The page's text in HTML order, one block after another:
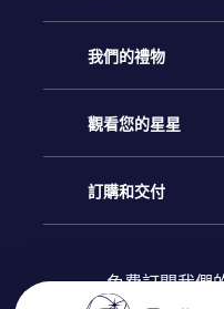
客戶服務
聯繫我們
博客
我們的禮物
Online Star禮物
OSR禮物包
觀看您的星星
星星注册
訂購和交付
免費訂閱我們